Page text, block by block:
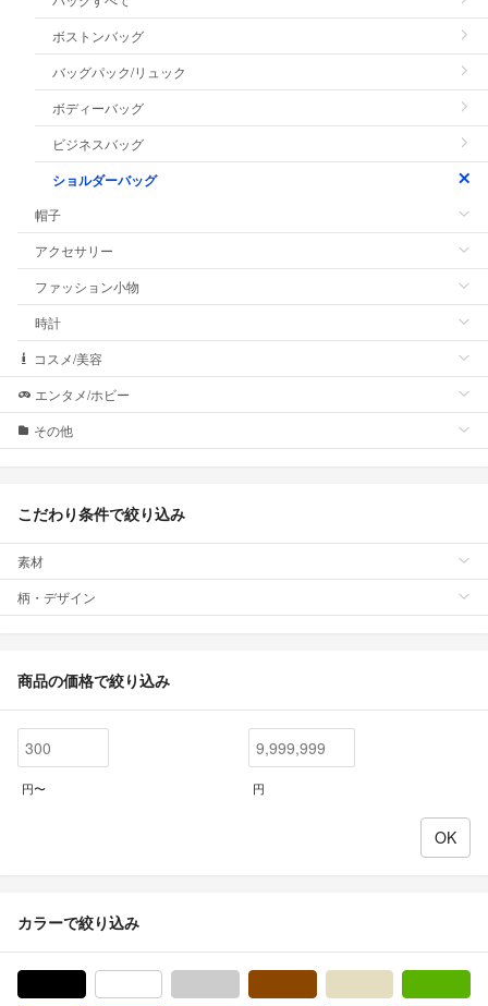
ボストンバッグ
バッグパック/リュック
ボディーバッグ
ビジネスバッグ
ショルダーバッグ
帽子
アクセサリー
ファッション小物
時計
コスメ/美容
エンタメ/ホビー
その他
こだわり条件で絞り込み
素材
柄・デザイン
商品の価格で絞り込み
円〜 円
カラーで絞り込み